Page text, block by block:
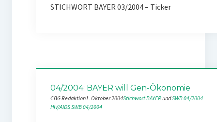
STICHWORT BAYER 03/2004 – Ticker
04/2004: BAYER will Gen-Ökonomie
CBG Redaktion1. Oktober 2004Stichwort BAYER und SWB 04/2004
HIV/AIDSSWB 04/2004